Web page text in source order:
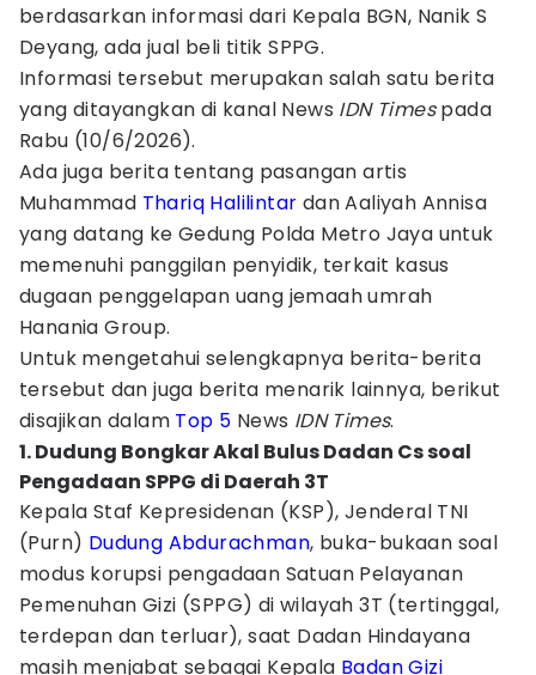
berdasarkan informasi dari Kepala BGN, Nanik S
Deyang, ada jual beli titik SPPG.
Informasi tersebut merupakan salah satu berita
yang ditayangkan di kanal News IDN Timespada
Rabu (10/6/2026).
Ada juga berita tentang pasangan artis
Muhammad Thariq Halilintar dan Aaliyah Annisa
yang datang ke Gedung Polda Metro Jaya untuk
memenuhi panggilan penyidik, terkait kasus
dugaan penggelapan uang jemaah umrah
Hanania Group.
Untuk mengetahui selengkapnya berita-berita
tersebut dan juga berita menarik lainnya, berikut
disajikan dalam Top 5 News IDN Times.
1. Dudung Bongkar Akal Bulus Dadan Cs soal
Pengadaan SPPG di Daerah 3T
Kepala Staf Kepresidenan (KSP), Jenderal TNI
(Purn) Dudung Abdurachman, buka-bukaan soal
modus korupsi pengadaan Satuan Pelayanan
Pemenuhan Gizi (SPPG) di wilayah 3T (tertinggal,
terdepan dan terluar), saat Dadan Hindayana
masih menjabat sebagai Kepala Badan Gizi